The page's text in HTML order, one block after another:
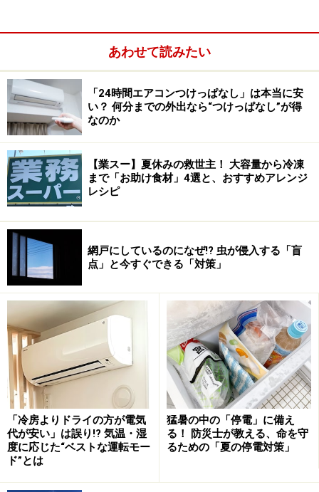
点灯した瞬間に何分間も付けている時と同程度になるよ
うな大きな電力消費が起こる事はありません。だったら
どんなに短時間でも全て消したほうが良い、という結論
になってしまいますが、ここに一つ落とし穴が。それは
製品自体の寿命に付いてです。
電気代以外の落とし穴
照明器具の電力消費は単純に付いてる時はかかる、消せ
ばかからないわけですが、蛍光灯を使用した照明器具の
場合「つける」というアクションで負荷がかかり、蛍光
あわせて読みたい
「24時間エアコンつけっぱなし」は本当に安
い？ 何分までの外出なら“つけっぱなし”が得
なのか
【業スー】夏休みの救世主！ 大容量から冷凍
まで「お助け食材」4選と、おすすめアレンジ
レシピ
網戸にしているのになぜ!? 虫が侵入する「盲
点」と今すぐできる「対策」
「冷房よりドライの方が電気
代が安い」は誤り!? 気温・湿
度に応じた“ベストな運転モー
ド”とは
猛暑の中の「停電」に備え
る！ 防災士が教える、命を守
るための「夏の停電対策」